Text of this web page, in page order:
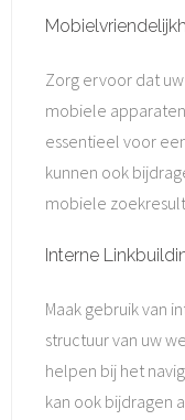
Zorg ervoor dat
mobiele
essentieel voor
kunnen ook
mobiele
Interne
Maak gebruik van
structuur van uw
helpen bij het
kan ook bijdragen